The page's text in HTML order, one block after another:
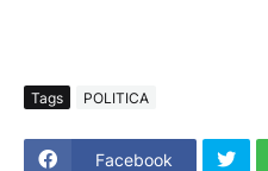
Tags POLITICA
Facebook